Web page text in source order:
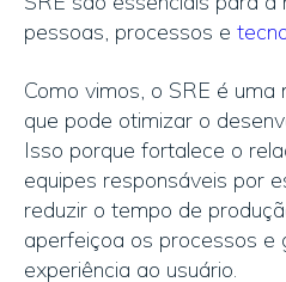
pessoas, processos e
Como vimos, o SRE é
que pode otimizar o
Isso porque fortalece o
equipes responsáveis ​​por
reduzir o tempo de
aperfeiçoa os processos e
experiência ao usuário.